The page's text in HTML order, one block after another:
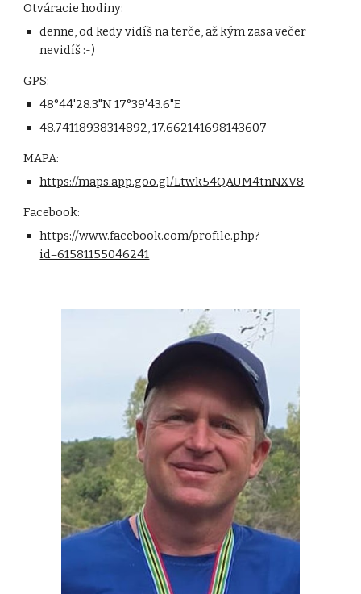
Otváracie hodiny:
denne, od kedy vidíš na terče, až kým zasa večer
nevidíš :-)
GPS:
48°44'28.3"N 17°39'43.6"E
48.74118938314892, 17.662141698143607
MAPA:
https://maps.app.goo.gl/Ltwk54QAUM4tnNXV8
Facebook:
https://www.facebook.com/profile.php?
id=61581155046241